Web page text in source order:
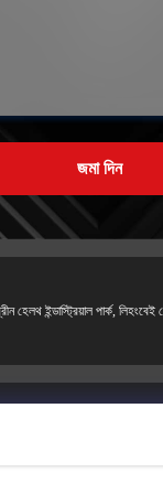
জমা দিন
হেলথ ইন্ডাস্ট্রিয়াল পার্ক,